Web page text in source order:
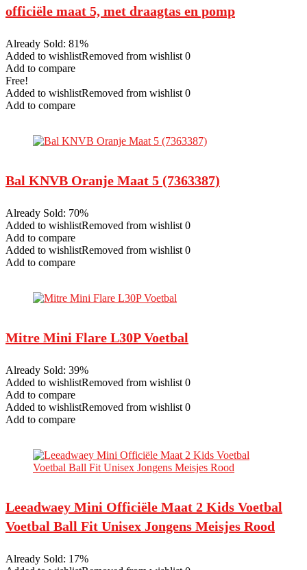
officiële maat 5, met draagtas en pomp
Already Sold: 81%
Added to wishlistRemoved from wishlist 0
Add to compare
Free!
Added to wishlistRemoved from wishlist 0
Add to compare
Bal KNVB Oranje Maat 5 (7363387)
Already Sold: 70%
Added to wishlistRemoved from wishlist 0
Add to compare
Added to wishlistRemoved from wishlist 0
Add to compare
Mitre Mini Flare L30P Voetbal
Already Sold: 39%
Added to wishlistRemoved from wishlist 0
Add to compare
Added to wishlistRemoved from wishlist 0
Add to compare
Leeadwaey Mini Officiële Maat 2 Kids Voetbal
Voetbal Ball Fit Unisex Jongens Meisjes Rood
Already Sold: 17%